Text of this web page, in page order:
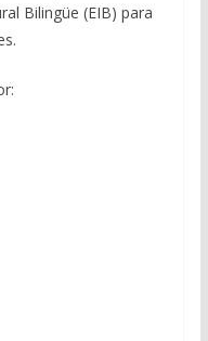
Bilingüe (EIB) para